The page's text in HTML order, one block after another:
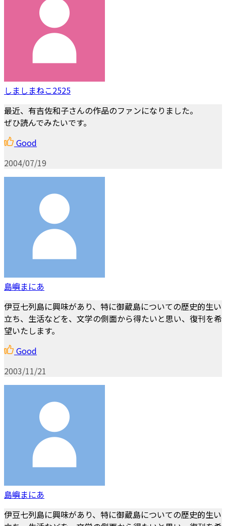
しましまねこ2525
最近、有吉佐和子さんの作品のファンになりました。
ぜひ読んでみたいです。
Good
2004/07/19
島嶼まにあ
伊豆七列島に興味があり、特に御蔵島についての歴史的生い
立ち、生活などを、文学の側面から得たいと思い、復刊を希
望いたします。
Good
2003/11/21
島嶼まにあ
伊豆七列島に興味があり、特に御蔵島についての歴史的生い